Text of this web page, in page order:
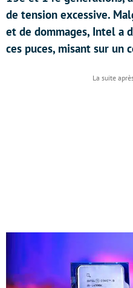
de tension excessive.
et de dommages, Intel a
ces puces, misant sur un